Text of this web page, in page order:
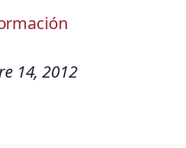
14, 2012